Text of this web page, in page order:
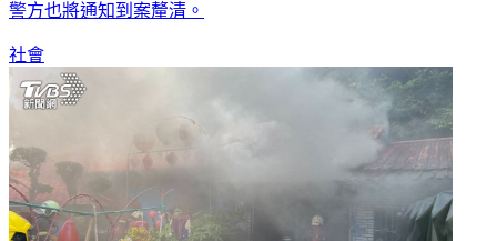
警方也將通知到案釐清。
社會